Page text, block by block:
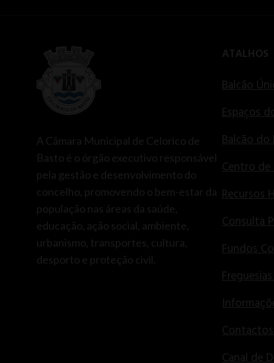
A Câmara Municipal de Celorico de
Basto é o órgão executivo responsável
pela gestão e desenvolvimento do
concelho, promovendo o bem-estar da
população nas áreas da saúde,
educação, ação social, ambiente,
urbanismo, transportes, cultura,
desporto e proteção civil.
ATALHOS
Balcão
Espaços
Balcão do
Centro
Recursos
Consulta
Fundos
Canal de